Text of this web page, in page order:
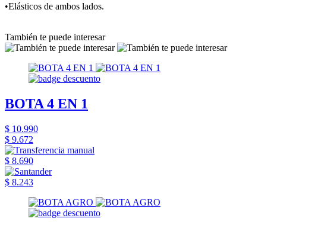
•Elásticos de ambos lados.
También te puede interesar
BOTA 4 EN 1
$ 10.990
$ 9.672
$ 8.690
$ 8.243